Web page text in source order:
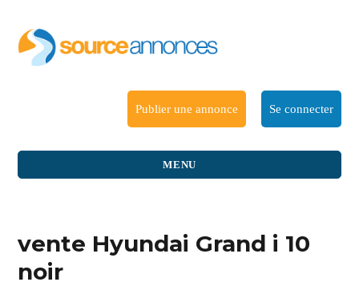
Publier une annonce Se connecter
MENU
vente Hyundai Grand i 10
noir